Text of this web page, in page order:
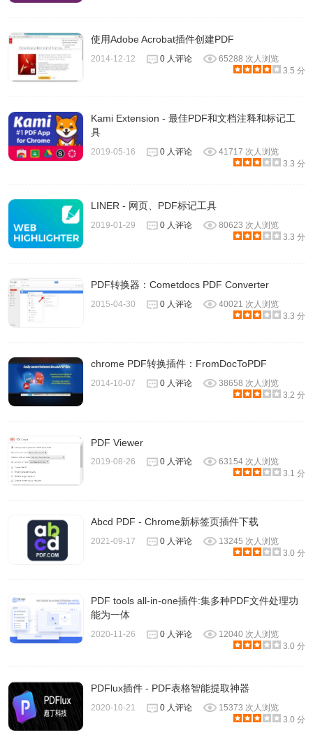
使用Adobe Acrobat插件创建PDF
2014-12-12 0 人评论
65288 次人浏览
3.5 分
Kami Extension - 最佳PDF和文档注释和标记工
具
2019-05-16 0 人评论
41717 次人浏览
3.3 分
LINER - 网页、PDF标记工具
2019-01-29 0 人评论
80623 次人浏览
3.3 分
PDF转换器：Cometdocs PDF Converter
2015-04-30 0 人评论
40021 次人浏览
3.3 分
chrome PDF转换插件：FromDocToPDF
2014-10-07 0 人评论
38658 次人浏览
3.2 分
PDF Viewer
2019-08-26 0 人评论
63154 次人浏览
3.1 分
Abcd PDF - Chrome新标签页插件下载
2021-09-17 0 人评论
13245 次人浏览
3.0 分
PDF tools all-in-one插件:集多种PDF文件处理功
能为一体
2020-11-26 0 人评论
12040 次人浏览
3.0 分
PDFlux插件 - PDF表格智能提取神器
2020-10-21 0 人评论
15373 次人浏览
3.0 分